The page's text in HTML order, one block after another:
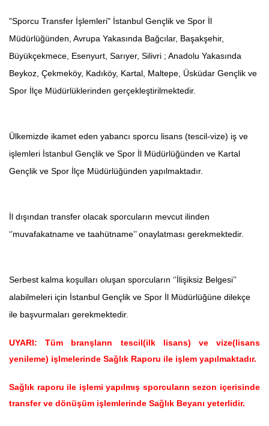
"Sporcu Transfer İşlemleri" İstanbul Gençlik ve Spor İl
Müdürlüğünden , Avrupa Yakasında Bağcılar, Başakşehir,
Büyükçekmece, Esenyurt, Sarıyer, Silivri ; Anadolu Yakasında
Beykoz, Çekmeköy, Kadıköy, Kartal, Maltepe, Üsküdar Gençlik ve
Spor İlçe Müdürlüklerinden gerçekleştirilmektedir.
Ülkemizde ikamet eden yabancı sporcu lisans (tescil-vize) iş ve
işlemleri İstanbul Gençlik ve Spor İl Müdürlüğünden ve Kartal
Gençlik ve Spor İlçe Müdürlüğünden yapılmaktadır.
İl dışından transfer olacak sporcuların mevcut ilinden
‘’muvafakatname ve taahütname’’ onaylatması gerekmektedir.
Serbest kalma koşulları oluşan sporcuların ‘’İlişiksiz Belgesi’’
alabilmeleri için İstanbul Gençlik ve Spor İl Müdürlüğüne dilekçe
ile başvurmaları gerekmektedir.
UYARI: Tüm branşların tescil(ilk lisans) ve vize(lisans
yenileme) işlmelerinde Sağlık Raporu ile işlem yapılmaktadır.
Sağlık raporu ile işlemi yapılmış sporcuların sezon içerisinde
transfer ve dönüşüm işlemlerinde Sağlık Beyanı yeterlidir.